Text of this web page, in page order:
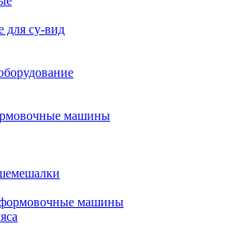
для су-вид
машины
машины